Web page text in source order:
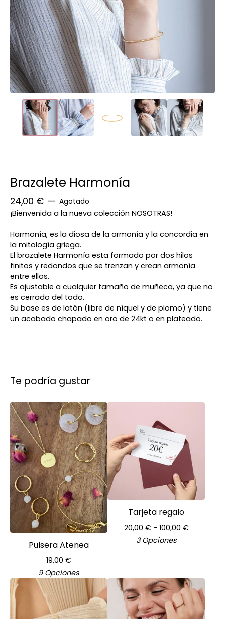
Brazalete Harmonía
24,00 € — Agotado
¡Bienvenida a la nueva colección NOSOTRAS!
Harmonía, es la diosa de la armonía y la concordia en
la mitología griega.
El brazalete Harmonía esta formado por dos hilos
finitos y redondos que se trenzan y crean armonía
entre ellos.
Es ajustable a cualquier tamaño de muñeca, ya que no
es cerrado del todo.
Su base es de latón (libre de níquel y de plomo) y tiene
un acabado chapado en oro de 24kt o en plateado.
Te podría gustar
Pulsera Atenea
19,00 €
9 Opciones
Tarjeta regalo
20,00 €- 100,00 €
3 Opciones